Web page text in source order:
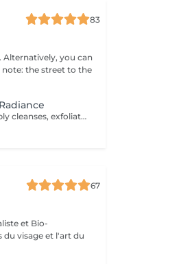
83
Alternatively, you can
note: the street to the
JetPeel is an innovative technology that deeply cleanses, exfoliates, and infuses the skin without needles or contact. Using a high-velocity jet of air and active ingredients, the skin is thoroughly cleansed, intensely hydrated, and immediately more radiant. This treatment works both on the surface and deep within the skin to visibly improve its quality: Smooths skin texture Tightens pores Revives the complexion's radiance Reduces wrinkles, fine lines, and signs of fatigue Provides intense hydration Painless and with no downtime, the skin looks clear, fresh, plump, and glowing from the very first session. Each session includes: A double skin analysis, including a precise technology-assisted diagnosis A complete JetPeel treatment Application of a targeted booster according to the skin's needs A LED session to optimize and extend results Ideal as a treatment course for lasting, visible improvement in skin quality, or as maintenance between a classic facial and a deeper treatment such as Morpheus.
67
et Bio-
du visage et l'art du